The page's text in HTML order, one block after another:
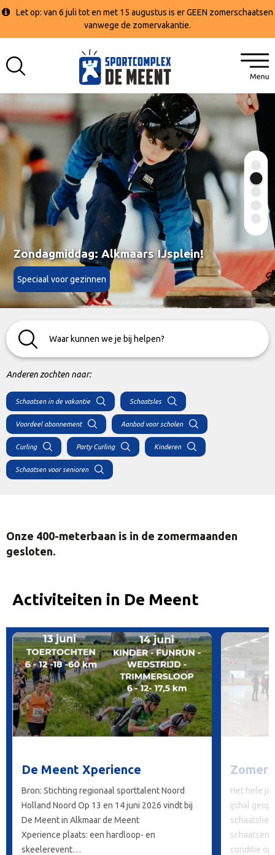
Let op: van 6 juli tot en met 15 augustus is er GEEN zomerschaatsen
vanwege de zomervakantie.
Zondagmiddag: Alkmaars IJsplein!
Speciaal voor gezinnen
Anderen zochten naar:
Schaatsen in de vakantie Schaatsles
Voordeel abonnement Aanbod voor scholen
Curling Party Curling Kinderen
Schaatsen voor senioren
Onze 400-meterbaan is in de zomermaanden
gesloten.
Activiteiten in De Meent
De Meent Xperience
Bron: Stichting regionaal sporttalent Noord
Holland Noord Op 13 en 14 juni 2026 vindt bij
De Meent in Alkmaar de Meent
Xperience plaats: een hardloop- en
skeelerevent…
Het hele
ijshal
schaatsen
conditie